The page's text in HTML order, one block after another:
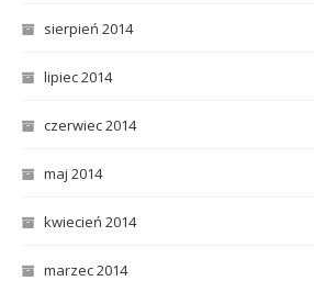
sierpień 2014
lipiec 2014
czerwiec 2014
maj 2014
kwiecień 2014
marzec 2014